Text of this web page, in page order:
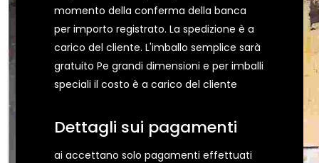
momento della conferma della banca
per importo registrato. La spedizione è a
carico del cliente. L'imballo semplice sarà
gratuito Pe grandi dimensioni e per imballi
speciali il costo è a carico del cliente
Dettagli sui pagamenti
ai accettano solo pagamenti effettuati